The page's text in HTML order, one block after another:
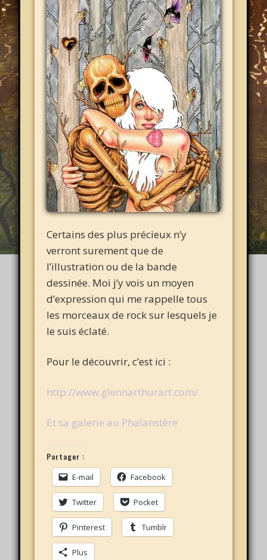
Certains des plus précieux n’y
verront surement que de
l’illustration ou de la bande
dessinée. Moi j’y vois un moyen
d’expression qui me rappelle tous
les morceaux de rock sur lesquels je
le suis éclaté.
Pour le découvrir, c’est ici :
http://www.glennarthurart.com/
Et sa galerie au Phalanstère
Partager :
E-mail Facebook
Twitter Pocket
Pinterest Tumblr
Plus